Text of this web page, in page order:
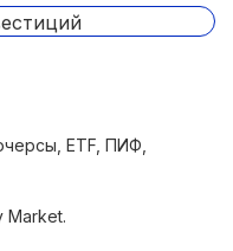
ETF, ПИФ,
Market.